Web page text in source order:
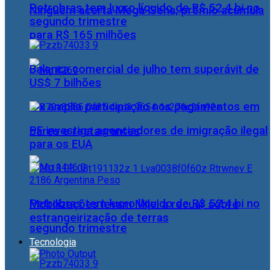
Ninguém acerta Mega-Sena; prêmio acumula
para R$ 165 milhões
Pix amplia participação nos pagamentos em
bares e restaurantes
Petrobras tem lucro líquido de R$ 52,4 bi no
segundo trimestre
Petrobras tem lucro líquido de R$ 52,4 bi no
segundo trimestre
Balança comercial de julho tem superávit de
US$ 7 bilhões
PF investiga agenciadores de imigração ilegal
para os EUA
Mobilizações levam Milei a recuar sobre
estrangeirização de terras
Tecnologia